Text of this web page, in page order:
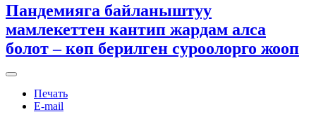
Пандемияга байланыштуу
мамлекеттен кантип жардам алса
болот – көп берилген суроолорго жооп
Печать
E-mail